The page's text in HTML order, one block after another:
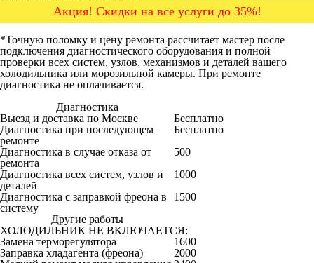
Акция! Скидки на все услуги до 35%!
*Точную поломку и цену ремонта рассчитает мастер после
подключения диагностического оборудования и полной
проверки всех систем, узлов, механизмов и деталей вашего
холодильника или морозильной камеры. При ремонте
диагностика не оплачивается.
Диагностика
Выезд и доставка по Москве
Бесплатно
Диагностика при последующем
ремонте
Бесплатно
Диагностика в случае отказа от
ремонта
500
Диагностика всех систем, узлов и
деталей
1000
Диагностика с заправкой фреона в
систему
1500
Другие работы
ХОЛОДИЛЬНИК НЕ ВКЛЮЧАЕТСЯ:
Замена терморегулятора
1600
Заправка хладагента (фреона)
2000